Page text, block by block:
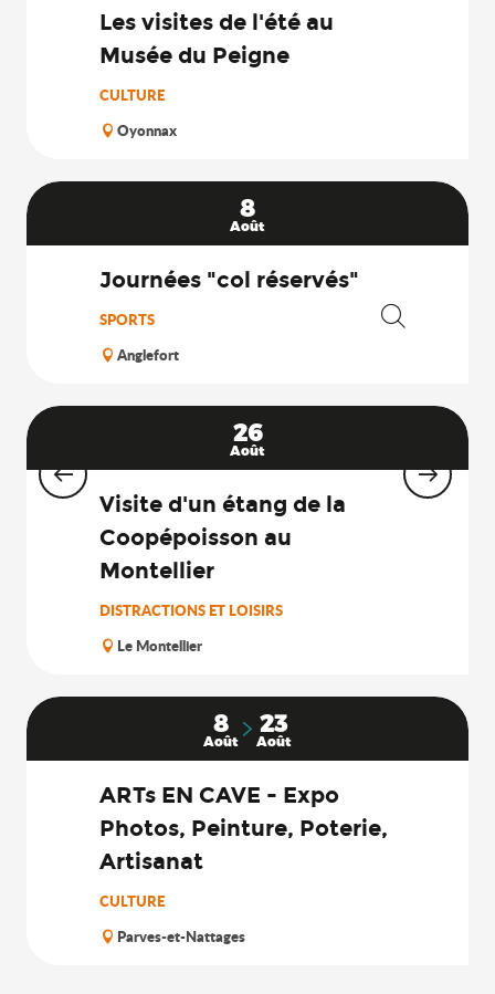
Les visites de l'été au
Musée du Peigne
CULTURE
Oyonnax
8
Août
Journées "col réservés"
SPORTS
Anglefort
26
Août
Visite d'un étang de la
Coopépoisson au
Montellier
DISTRACTIONS ET LOISIRS
Le Montellier
8
Août
23
Août
ARTs EN CAVE - Expo
Photos, Peinture, Poterie,
Artisanat
CULTURE
Parves-et-Nattages